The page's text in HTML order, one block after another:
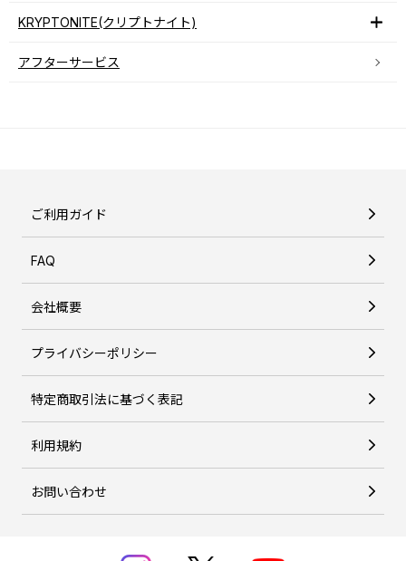
KRYPTONITE(クリプトナイト)
アフターサービス
ご利用ガイド
FAQ
会社概要
プライバシーポリシー
特定商取引法に基づく表記
利用規約
お問い合わせ